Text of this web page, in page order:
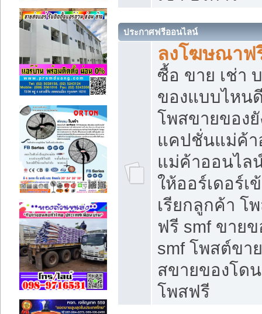
ประกาศฟรีออนไลน์
ลงโฆษณาฟ
ซื้อ ขาย เช่า
ของแบบไหน
โพสขายของยั
แคปชั่นแม่ค้
แม่ค้าออนไล
ให้ออร์เดอร์เ
เรียกลูกค้า โ
ฟรี smf ขาย
smf โพสต์ขา
สขายของโด
โพสฟรี